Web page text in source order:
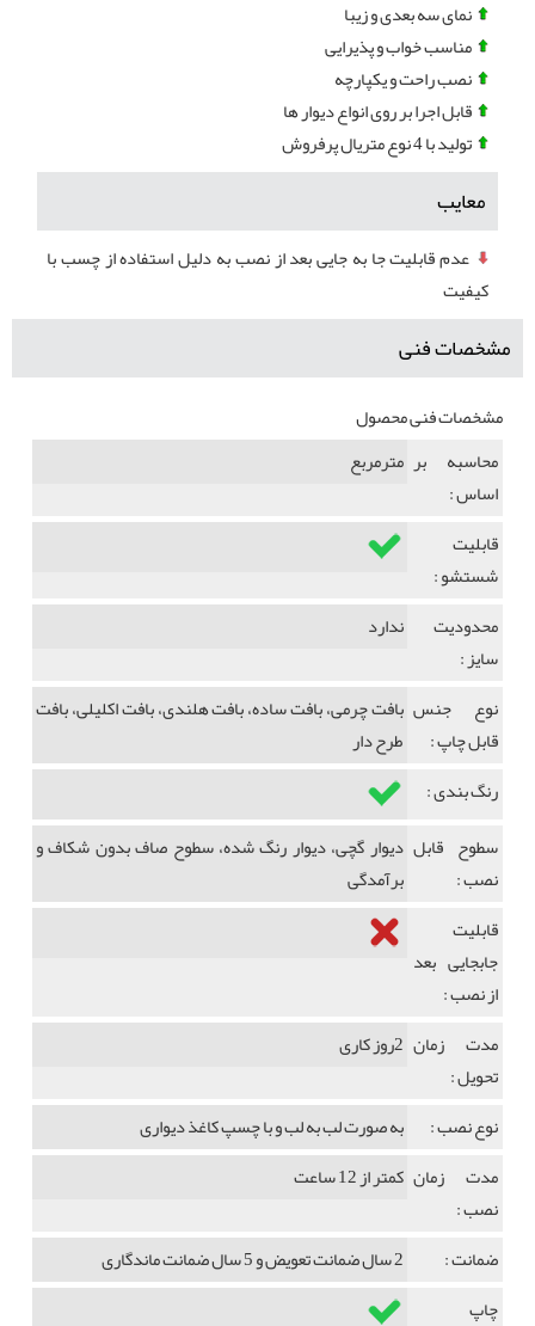
نمای سه بعدی و زیبا
مناسب خواب و پذیرایی
نصب راحت و یکپارچه
قابل اجرا بر روی انواع دیوار ها
تولید با 4 نوع متریال پرفروش
معایب
عدم قابلیت جا به جایی بعد از نصب به دلیل استفاده از چسب با
کیفیت
مشخصات فنی
مشخصات فنی محصول
محاسبه بر
اساس :
مترمربع
قابلیت
شستشو :
محدودیت
سایز :
ندارد
نوع جنس
قابل چاپ :
بافت چرمی، بافت ساده، بافت هلندی، بافت اکلیلی، بافت
طرح دار
رنگ بندی :
سطوح قابل
نصب :
دیوار گچی، دیوار رنگ شده، سطوح صاف بدون شکاف و
برآمدگی
قابلیت
جابجایی بعد
از نصب :
مدت زمان
تحویل :
2روز کاری
نوع نصب :
به صورت لب به لب و با چسپ کاغذ دیواری
مدت زمان
نصب :
کمتر از 12 ساعت
ضمانت :
2 سال ضمانت تعویض و 5 سال ضمانت ماندگاری
چاپ